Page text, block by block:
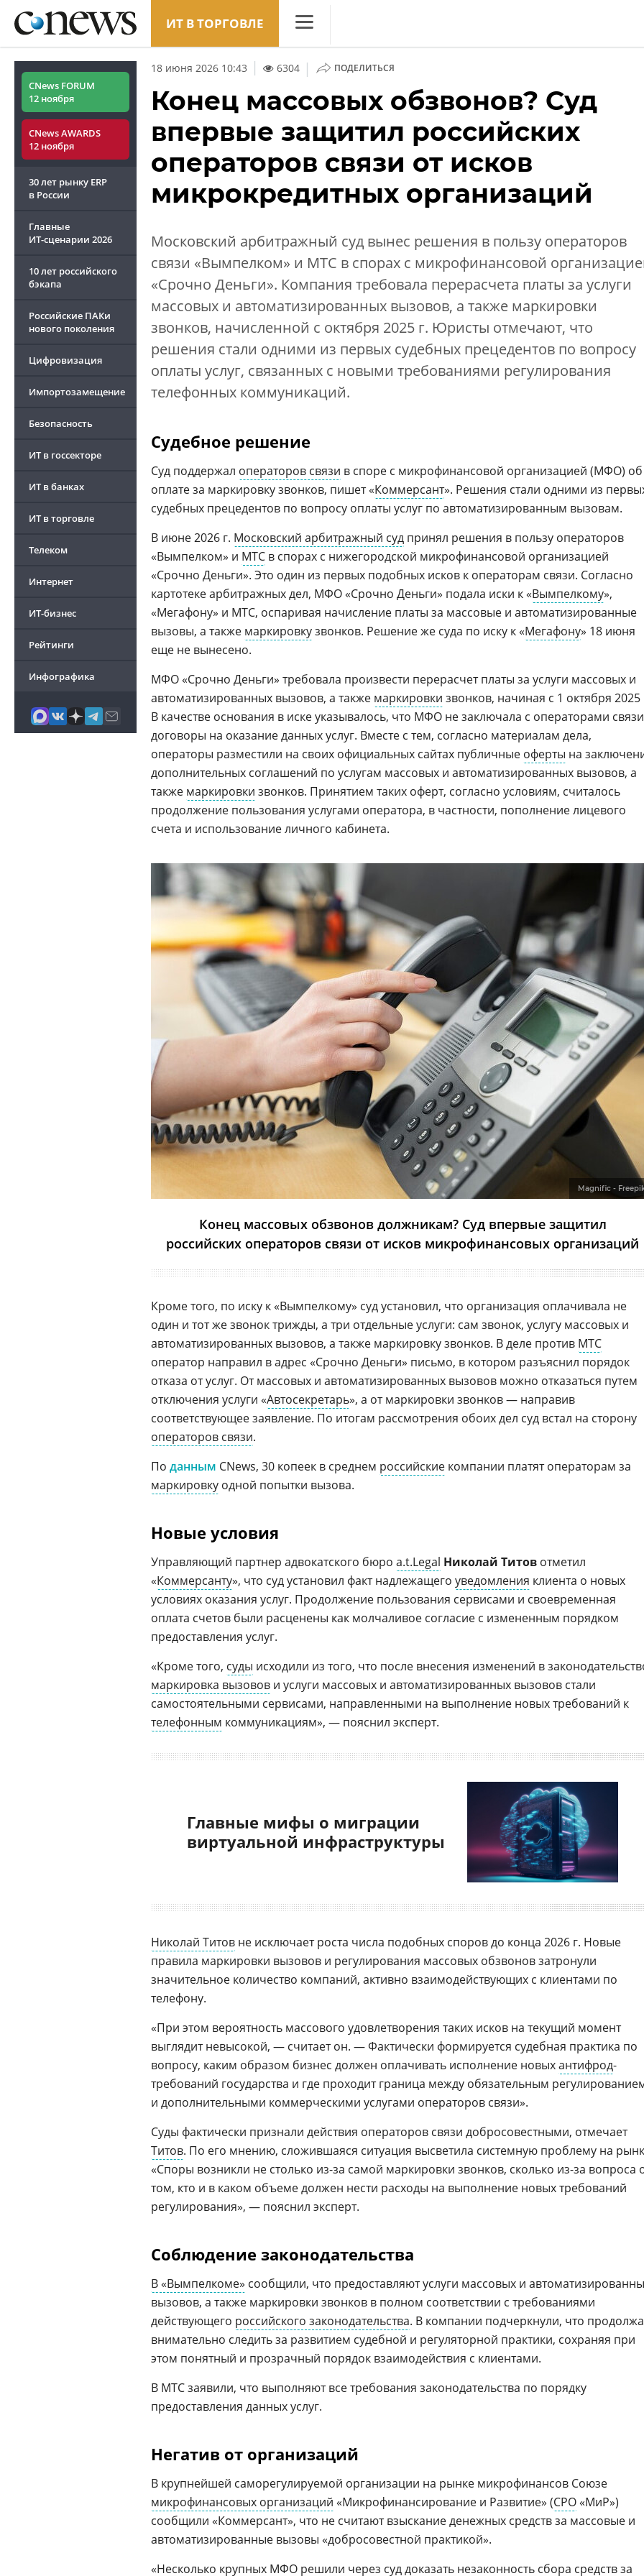
ИТ В ТОРГОВЛЕ
Аналитика
Конференции
Маркет
Техника
ТВ
CNews FORUM
12 ноября
CNews AWARDS
12 ноября
30 лет рынку ERP
в России
Главные
ИТ-сценарии 2026
10 лет российского
бэкапа
Российские ПАКи
нового поколения
Цифровизация
Импортозамещение
Безопасность
ИТ в госсекторе
ИТ в банках
ИТ в торговле
Телеком
Интернет
ИТ-бизнес
Рейтинги
Инфографика
18 июня 2026 10:43 6304 | ПОДЕЛИТЬСЯ
Конец массовых обзвонов? Суд
впервые защитил российских
операторов связи от исков
микрокредитных организаций
Московский арбитражный суд вынес решения в пользу операторов
связи «Вымпелком» и МТС в спорах с микрофинансовой
«Срочно Деньги». Компания требовала перерасчета платы за услуги
массовых и автоматизированных вызовов, а также маркировки
звонков, начисленной с октября 2025 г. Юристы отмечают, что
решения стали одними из первых судебных прецедентов по вопросу
оплаты услуг, связанных с новыми требованиями регулирования
телефонных коммуникаций.
Судебное решение
Суд поддержал операторов связи в споре с микрофинансовой организацией (МФО) об
оплате за маркировку звонков, пишет «Коммерсант». Решения стали одними из
судебных прецедентов по вопросу оплаты услуг по автоматизированным вызовам.
В июне 2026 г. Московский арбитражный суд принял решения в пользу операторов
«Вымпелком» и МТС в спорах с нижегородской микрофинансовой организацией
«Срочно Деньги». Это один из первых подобных исков к операторам связи. Согласно
картотеке арбитражных дел, МФО «Срочно Деньги» подала иски к «Вымпелкому»,
«Мегафону» и МТС, оспаривая начисление платы за массовые и автоматизированные
вызовы, а также маркировкузвонков. Решение же суда по иску к «Мегафону» 18 июня
еще не вынесено.
МФО «Срочно Деньги» требовала произвести перерасчет платы за услуги массовых и
автоматизированных вызовов, а также маркировки звонков, начиная с 1 октября 2025
В качестве основания в иске указывалось, что МФО не заключала с операторами связи
договоры на оказание данных услуг. Вместе с тем, согласно материалам дела,
операторы разместили на своих официальных сайтах публичные оферты на
дополнительных соглашений по услугам массовых и автоматизированных вызовов, а
также маркировки звонков. Принятием таких оферт, согласно условиям, считалось
продолжение пользования услугами оператора, в частности, пополнение лицевого
счета и использование личного кабинета.
Magnific -
Конец массовых обзвонов должникам? Суд впервые защитил
российских операторов связи от исков микрофинансовых организаций
Кроме того, по иску к «Вымпелкому» суд установил, что организация оплачивала не
один и тот же звонок трижды, а три отдельные услуги: сам звонок, услугу массовых и
автоматизированных вызовов, а также маркировку звонков. В деле против МТС
оператор направил в адрес «Срочно Деньги» письмо, в котором разъяснил порядок
отказа от услуг. От массовых и автоматизированных вызовов можно отказаться путем
отключения услуги «Автосекретарь», а от маркировки звонков — направив
соответствующее заявление. По итогам рассмотрения обоих дел суд встал на сторону
операторов связи.
По данным CNews, 30 копеек в среднем российские компании платят операторам за
маркировку одной попытки вызова.
Новые условия
Управляющий партнер адвокатского бюро a.t.Legal Николай Титов отметил
«Коммерсанту», что суд установил факт надлежащего уведомления клиента о новых
условиях оказания услуг. Продолжение пользования сервисами и своевременная
оплата счетов были расценены как молчаливое согласие с измененным порядком
предоставления услуг.
«Кроме того, суды исходили из того, что после внесения изменений в
маркировка вызовов и услуги массовых и автоматизированных вызовов стали
самостоятельными сервисами, направленными на выполнение новых требований к
телефонным коммуникациям», — пояснил эксперт.
Главные мифы о миграции
виртуальной инфраструктуры
Николай Титов не исключает роста числа подобных споров до конца 2026 г. Новые
правила маркировки вызовов и регулирования массовых обзвонов затронули
значительное количество компаний, активно взаимодействующих с клиентами по
телефону.
«При этом вероятность массового удовлетворения таких исков на текущий момент
выглядит невысокой, — считает он. — Фактически формируется судебная практика по
вопросу, каким образом бизнес должен оплачивать исполнение новыхантифрод-
требований государства и где проходит граница между обязательным
и дополнительными коммерческими услугами операторов связи».
Суды фактически признали действия операторов связи добросовестными, отмечает
Титов. По его мнению, сложившаяся ситуация высветила системную проблему на
«Споры возникли не столько из-за самой маркировки звонков, сколько из-за вопроса
том, кто и в каком объеме должен нести расходы на выполнение новых требований
регулирования», — пояснил эксперт.
Соблюдение законодательства
В «Вымпелкоме» сообщили, что предоставляют услуги массовых и
вызовов, а также маркировки звонков в полном соответствии с требованиями
действующего российского законодательства. В компании подчеркнули, что
внимательно следить за развитием судебной и регуляторной практики, сохраняя при
этом понятный и прозрачный порядок взаимодействия с клиентами.
В МТС заявили, что выполняют все требования законодательства по порядку
предоставления данных услуг.
Негатив от организаций
В крупнейшей саморегулируемой организации на рынке микрофинансов Союзе
микрофинансовых организаций «Микрофинансирование и Развитие» (СРО «МиР»)
сообщили «Коммерсант», что не считают взыскание денежных средств за массовые и
автоматизированные вызовы «добросовестной практикой».
«Несколько крупных МФО решили через суд доказать незаконность сбора средств за